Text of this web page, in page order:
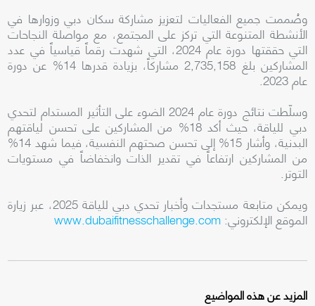
وصُممت جميع الفعاليات لتعزيز مشاركة سكان دبي وزوارها في
الأنشطة المتنوعة التي تركز على المجتمع، مع مواصلة النجاحات
التي حققتها دورة عام 2024، التي شهدت رقماً قياسياً في عدد
المشاركين بلغ 2,735,158 مشاركاً، بزيادة قدرها 14% عن دورة
عام 2023.
وسلّطت نتائج دورة عام 2024 الضوء على التأثير المستدام لتحدي
دبي للياقة، حيث أكد 18% من المشاركين على تحسن لياقتهم
البدنية، وأشار 15% إلى تحسن صحتهم النفسية، فيما شهد 14%
من المشاركين ارتفاعاً في تقدير الذات وانخفاضاً في مستويات
التوتر.
ويمكن متابعة مستجدات وأخبار تحدي دبي للياقة 2025، عبر زيارة
الموقع الإلكتروني:www.dubaifitnesschallenge.com
المزيد عن هذه المواضيع